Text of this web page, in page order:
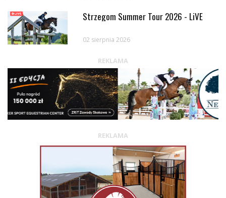
Strzegom Summer Tour 2026 - LiVE
02 sierpnia 2026
REKLAMA
REKLAMA